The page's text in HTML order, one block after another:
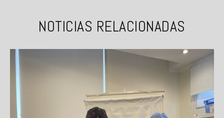
NOTICIAS RELACIONADAS